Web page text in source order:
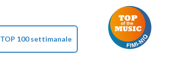
TOP 100 settimanale